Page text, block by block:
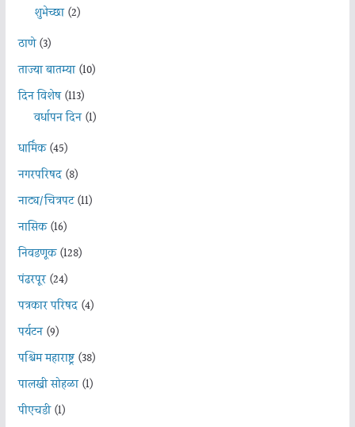
शुभेच्छा(2)
ठाणे(3)
ताज्या बातम्या(10)
दिन विशेष(113)
वर्धापन दिन(1)
धार्मिक(45)
नगरपरिषद(8)
नाट्य/चित्रपट(11)
नासिक(16)
निवडणूक(128)
पंढरपूर(24)
पत्रकार परिषद(4)
पर्यटन(9)
पश्चिम महाराष्ट्र(38)
पालखी सोहळा(1)
पीएचडी(1)